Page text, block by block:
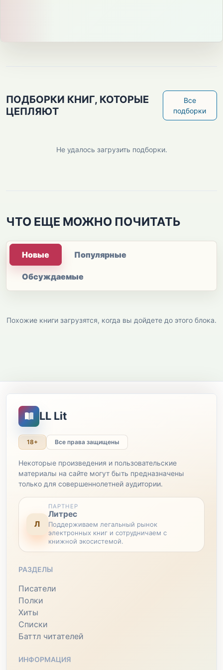
ПОДБОРКИ КНИГ, КОТОРЫЕ
ЦЕПЛЯЮТ
Все
подборки
Не удалось загрузить подборки.
ЧТО ЕЩЕ МОЖНО ПОЧИТАТЬ
Новые Популярные
Обсуждаемые
Похожие книги загрузятся, когда вы дойдете до этого блока.
LL Lit
18+ Все права защищены
Некоторые произведения и пользовательские
материалы на сайте могут быть предназначены
только для совершеннолетней аудитории.
Л
ПАРТНЕР
Литрес
Поддерживаем легальный рынок
электронных книг и сотрудничаем с
книжной экосистемой.
РАЗДЕЛЫ
Писатели
Полки
Хиты
Списки
Баттл читателей
ИНФОРМАЦИЯ